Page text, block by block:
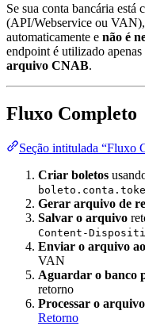
Se sua conta bancária está
(API/Webservice ou VAN),
automaticamente e não é
endpoint é utilizado
arquivo CNAB.
Fluxo Completo
Seção intitulada “Fluxo
Criar boletos
Gerar arquivo de
Salvar o arquivo
Content-
Enviar o arquivo
VAN
Aguardar o banco
retorno
Processar o
Retorno